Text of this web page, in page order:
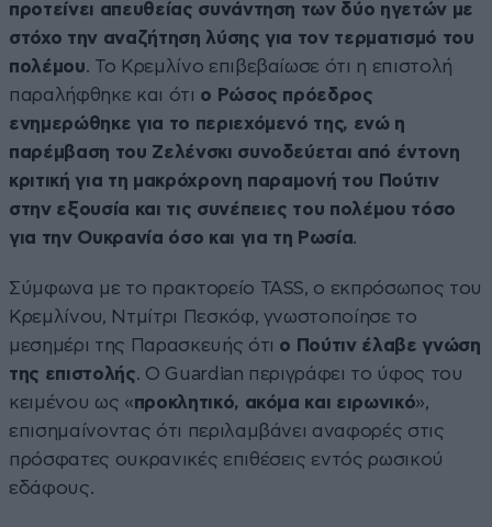
προτείνει απευθείας συνάντηση των δύο ηγετών με
στόχο την αναζήτηση λύσης για τον τερματισμό του
πολέμου. Το Κρεμλίνο επιβεβαίωσε ότι η επιστολή
παραλήφθηκε και ότι ο Ρώσος πρόεδρος
ενημερώθηκε για το περιεχόμενό της, ενώ η
παρέμβαση του Ζελένσκι συνοδεύεται από έντονη
κριτική για τη μακρόχρονη παραμονή του Πούτιν
στην εξουσία και τις συνέπειες του πολέμου τόσο
για την Ουκρανία όσο και για τη Ρωσία.
Σύμφωνα με το πρακτορείο TASS, ο εκπρόσωπος του
Κρεμλίνου, Ντμίτρι Πεσκόφ, γνωστοποίησε το
μεσημέρι της Παρασκευής ότι ο Πούτιν έλαβε γνώση
της επιστολής. Ο Guardian περιγράφει το ύφος του
κειμένου ως «προκλητικό, ακόμα και ειρωνικό»,
επισημαίνοντας ότι περιλαμβάνει αναφορές στις
πρόσφατες ουκρανικές επιθέσεις εντός ρωσικού
εδάφους.